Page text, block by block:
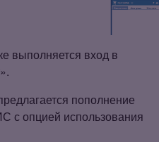
выполняется вход в
пополнение
с опцией использования